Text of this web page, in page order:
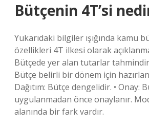
Bütçenin 4T’si
Yukarıdaki bilgiler ışığında kamu
özellikleri 4T ilkesi olarak
Bütçede yer alan tutarlar tahmindir.
Bütçe belirli bir dönem için
Dağıtım: Bütçe dengelidir. • Onay:
uygulanmadan önce onaylanır.
alanında bir fark vardır.